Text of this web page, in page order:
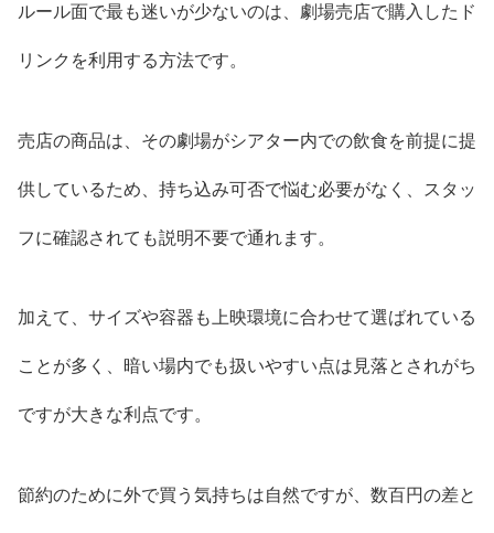
ルール面で最も迷いが少ないのは、劇場売店で購入したド
リンクを利用する方法です。
売店の商品は、その劇場がシアター内での飲食を前提に提
供しているため、持ち込み可否で悩む必要がなく、スタッ
フに確認されても説明不要で通れます。
加えて、サイズや容器も上映環境に合わせて選ばれている
ことが多く、暗い場内でも扱いやすい点は見落とされがち
ですが大きな利点です。
節約のために外で買う気持ちは自然ですが、数百円の差と